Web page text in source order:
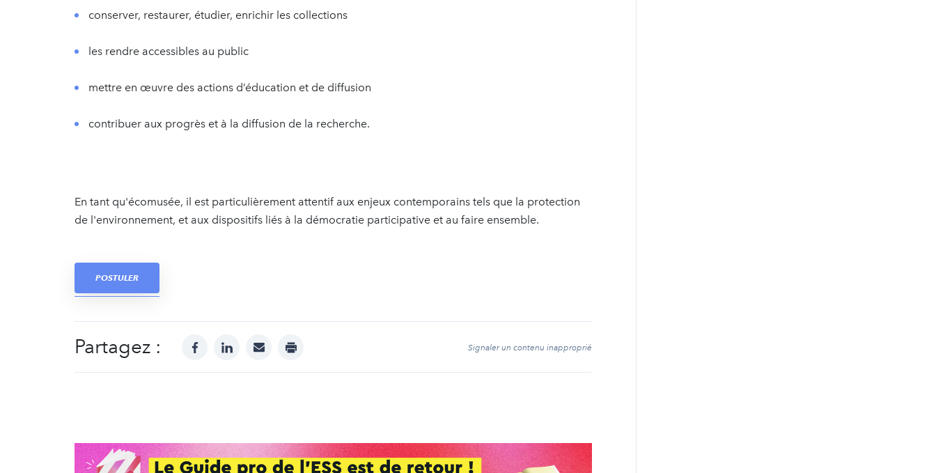
conserver, restaurer, étudier, enrichir les collections
les rendre accessibles au public
mettre en œuvre des actions d’éducation et de diffusion
contribuer aux progrès et à la diffusion de la recherche.
En tant qu'écomusée, il est particulièrement attentif aux enjeux contemporains tels que la protection
de l'environnement, et aux dispositifs liés à la démocratie participative et au faire ensemble.
POSTULER
Partagez : facebooklinkedinmail print Signaler un contenu inapproprié